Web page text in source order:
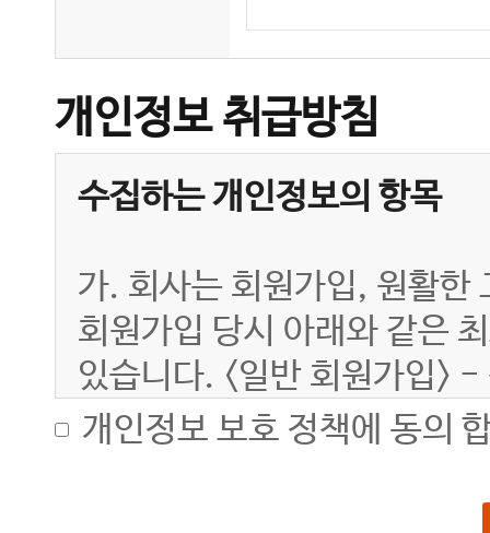
개인정보 취급방침
수집하는 개인정보의 항목
가. 회사는 회원가입, 원활한
회원가입 당시 아래와 같은
있습니다. <일반 회원가입>
별명, 연락처(메일주소, 휴
수 있습니다. - IP Address,
개인정보 보호 정책에 동의